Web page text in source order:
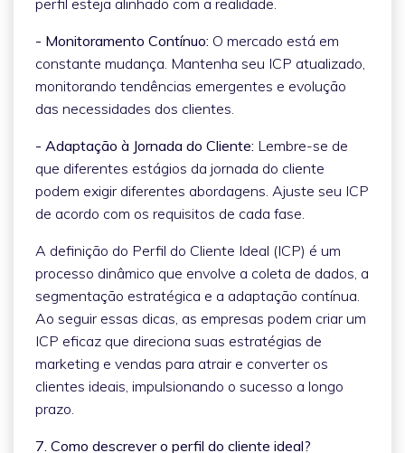
- Monitoramento Contínuo: O mercado está em
constante mudança. Mantenha seu ICP atualizado,
monitorando tendências emergentes e evolução
das necessidades dos clientes.
- Adaptação à Jornada do Cliente: Lembre-se de
que diferentes estágios da jornada do cliente
podem exigir diferentes abordagens. Ajuste seu ICP
de acordo com os requisitos de cada fase.
A definição do Perfil do Cliente Ideal (ICP) é um
processo dinâmico que envolve a coleta de dados, a
segmentação estratégica e a adaptação contínua.
Ao seguir essas dicas, as empresas podem criar um
ICP eficaz que direciona suas estratégias de
marketing e vendas para atrair e converter os
clientes ideais, impulsionando o sucesso a longo
prazo.
7. Como descrever o perfil do cliente ideal?